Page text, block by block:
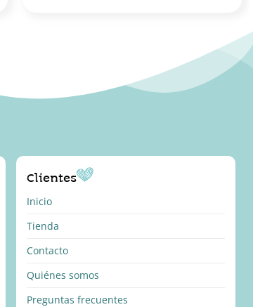
Clientes
Inicio
Tienda
Contacto
Quiénes somos
Preguntas frecuentes